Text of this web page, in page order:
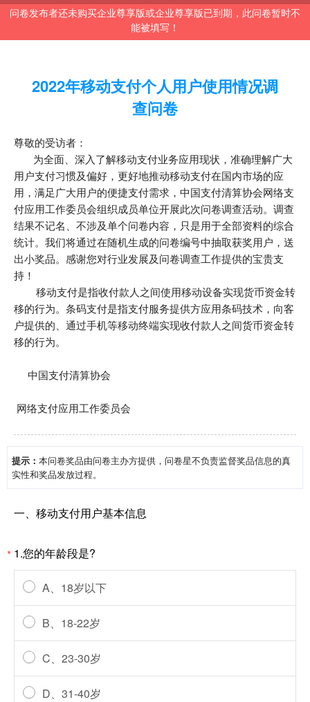
问卷发布者还未购买企业尊享版或企业尊享版已到期，此问卷暂时不
能被填写！
2022年移动支付个人用户使用情况调
查问卷
尊敬的受访者：
为全面、深入了解移动支付业务应用现状，准确理解广大
用户支付习惯及偏好，更好地推动移动支付在国内市场的应
用，满足广大用户的便捷支付需求，中国支付清算协会网络支
付应用工作委员会组织成员单位开展此次问卷调查活动。调查
结果不记名、不涉及单个问卷内容，只是用于全部资料的综合
统计。我们将通过在随机生成的问卷编号中抽取获奖用户，送
出小奖品。感谢您对行业发展及问卷调查工作提供的宝贵支
持！
移动支付是指收付款人之间使用移动设备实现货币资金转
移的行为。条码支付是指支付服务提供方应用条码技术，向客
户提供的、通过手机等移动终端实现收付款人之间货币资金转
移的行为。
中国支付清算协会
网络支付应用工作委员会
提示： 本问卷奖品由问卷主办方提供，问卷星不负责监督奖品信息的真
实性和奖品发放过程。
一、移动支付用户基本信息
* 1.您的年龄段是?
A、18岁以下
B、18-22岁
C、23-30岁
D、31-40岁